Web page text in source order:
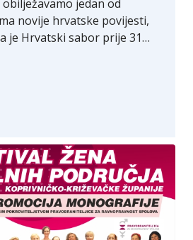
jedan od
novije hrvatske povijesti,
je Hrvatski sabor prije 31…